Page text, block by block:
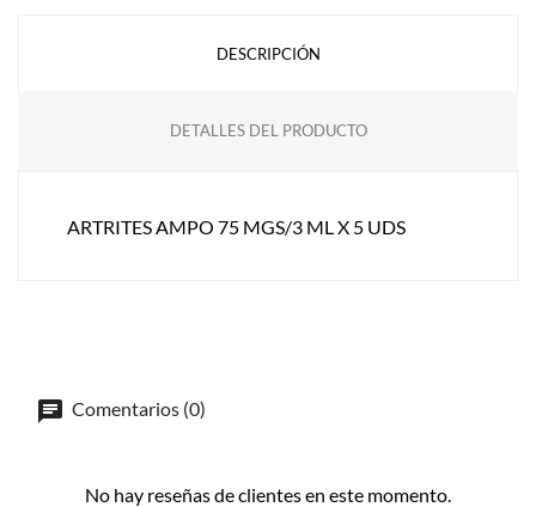
DESCRIPCIÓN
DETALLES DEL PRODUCTO
ARTRITES AMPO 75 MGS/3 ML X 5 UDS
Comentarios (0)
No hay reseñas de clientes en este momento.